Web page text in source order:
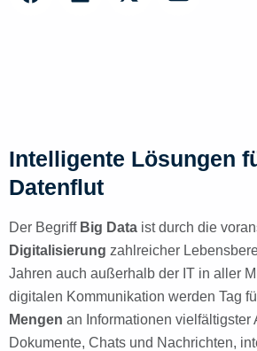
Intelligente Lösungen
Datenflut
Der Begriff Big Data ist durch die
Digitalisierung zahlreicher
Jahren auch außerhalb der IT in aller
digitalen Kommunikation werden Tag
Mengen an Informationen vielfältigster
Dokumente, Chats und Nachrichten,